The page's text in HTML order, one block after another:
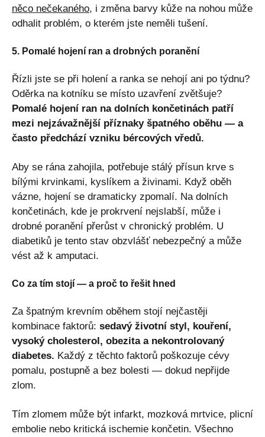
něco nečekaného, i změna barvy kůže na nohou může
odhalit problém, o kterém jste neměli tušení.
5. Pomalé hojení ran a drobných poranění
Řízli jste se při holení a ranka se nehojí ani po týdnu?
Oděrka na kotníku se místo uzavření zvětšuje?
Pomalé hojení ran na dolních končetinách patří
mezi nejzávažnější příznaky špatného oběhu — a
často předchází vzniku bércových vředů.
Aby se rána zahojila, potřebuje stálý přísun krve s
bílými krvinkami, kyslíkem a živinami. Když oběh
vázne, hojení se dramaticky zpomalí. Na dolních
končetinách, kde je prokrvení nejslabší, může i
drobné poranění přerůst v chronický problém. U
diabetiků je tento stav obzvlášť nebezpečný a může
vést až k amputaci.
Co za tím stojí — a proč to řešit hned
Za špatným krevním oběhem stojí nejčastěji
kombinace faktorů: sedavý životní styl, kouření,
vysoký cholesterol, obezita a nekontrolovaný
diabetes. Každý z těchto faktorů poškozuje cévy
pomalu, postupně a bez bolesti — dokud nepřijde
zlom.
Tím zlomem může být infarkt, mozková mrtvice, plicní
embolie nebo kritická ischemie končetin. Všechno